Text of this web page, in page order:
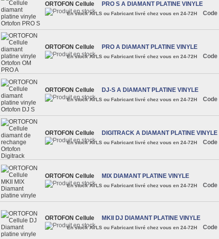
ORTOFON Cellule PRO S A DIAMANT PLATINE VINYLE
En stock AVLS ou Fabricant livré chez vous en 24-72H Code
ORTOFON Cellule PRO A DIAMANT PLATINE VINYLE
En stock AVLS ou Fabricant livré chez vous en 24-72H Code
ORTOFON Cellule DJ-S A DIAMANT PLATINE VINYLE
En stock AVLS ou Fabricant livré chez vous en 24-72H Code
ORTOFON Cellule DIGITRACK A DIAMANT PLATINE VINYLE
En stock AVLS ou Fabricant livré chez vous en 24-72H Code
ORTOFON Cellule MIX DIAMANT PLATINE VINYLE
En stock AVLS ou Fabricant livré chez vous en 24-72H Code
ORTOFON Cellule MKII DJ DIAMANT PLATINE VINYLE
En stock AVLS ou Fabricant livré chez vous en 24-72H Code